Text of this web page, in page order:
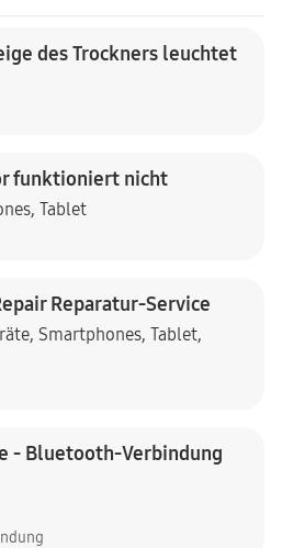
des Trockners leuchtet
funktioniert nicht
, Tablet
Reparatur-Service
, Smartphones, Tablet,
- Bluetooth-Verbindung